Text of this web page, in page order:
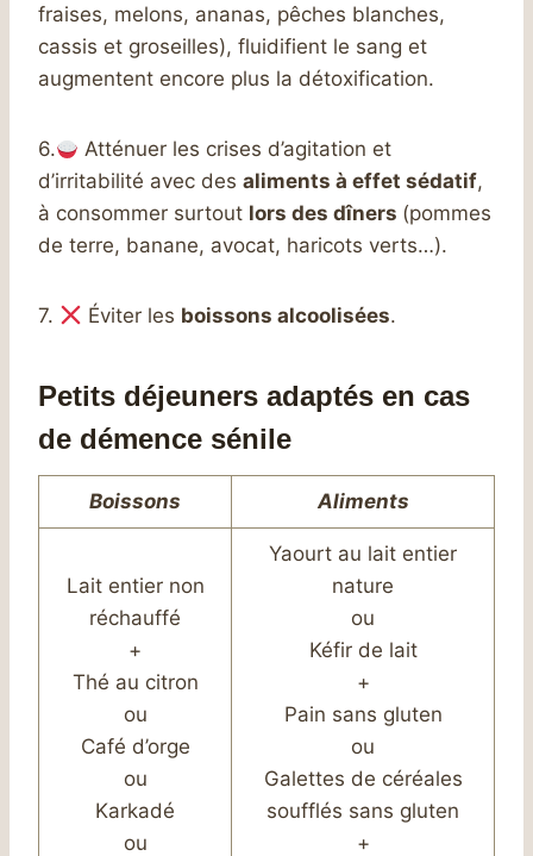
fraises, melons, ananas, pêches blanches,
cassis et groseilles), fluidifient le sang et
augmentent encore plus la détoxification.
6.
Atténuer les crises d’agitation et
d’irritabilité avec des aliments à effet sédatif,
à consommer surtout lors des dîners (pommes
de terre, banane, avocat, haricots verts…).
7. Éviter les boissons alcoolisées.
Petits déjeuners adaptés en cas
de démence sénile
Boissons Aliments
Lait entier non
réchauffé
+
Thé au citron
ou
Café d’orge
ou
Karkadé
ou
Yaourt au lait entier
nature
ou
Kéfir de lait
+
Pain sans gluten
ou
Galettes de céréales
soufflés sans gluten
+